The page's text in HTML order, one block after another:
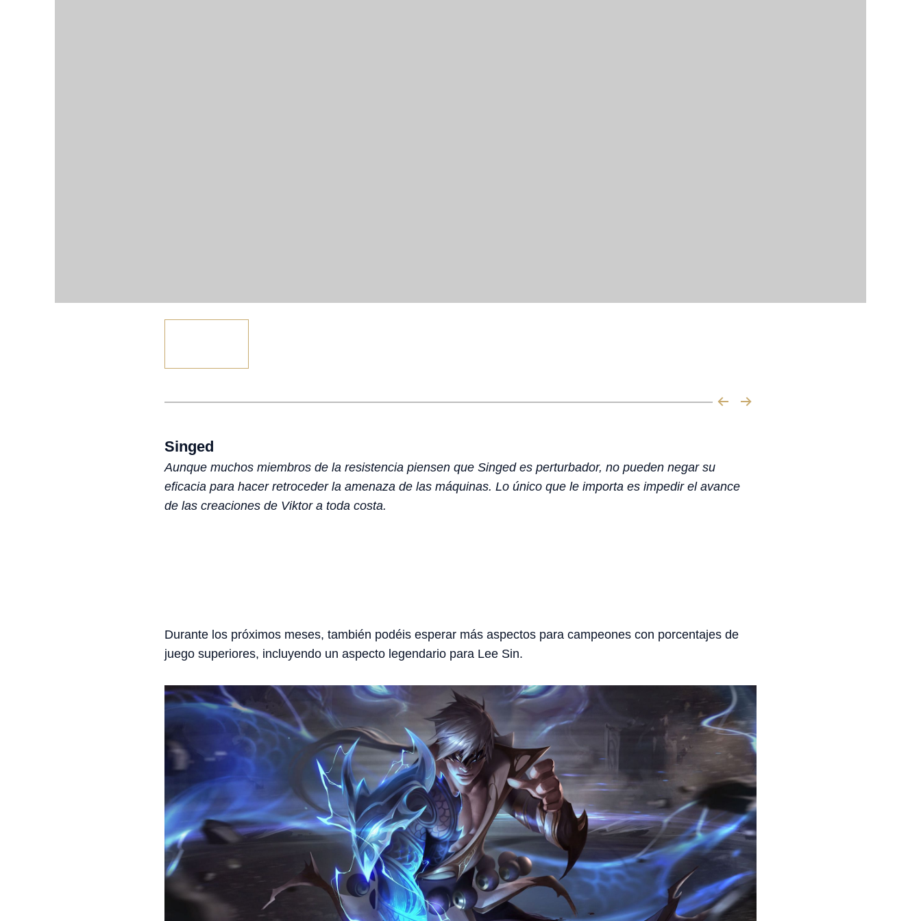
Singed
Aunque muchos miembros de la resistencia piensen que Singed es perturbador, no pueden negar su
eficacia para hacer retroceder la amenaza de las máquinas. Lo único que le importa es impedir el avance
de las creaciones de Viktor a toda costa.
Durante los próximos meses, también podéis esperar más aspectos para campeones con porcentajes de
juego superiores, incluyendo un aspecto legendario para Lee Sin.